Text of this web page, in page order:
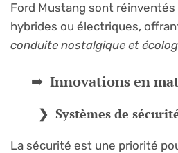
Ford Mustang sont
hybrides ou électriques,
conduite nostalgique et
Innovations en
Systèmes de
La sécurité est une priorité